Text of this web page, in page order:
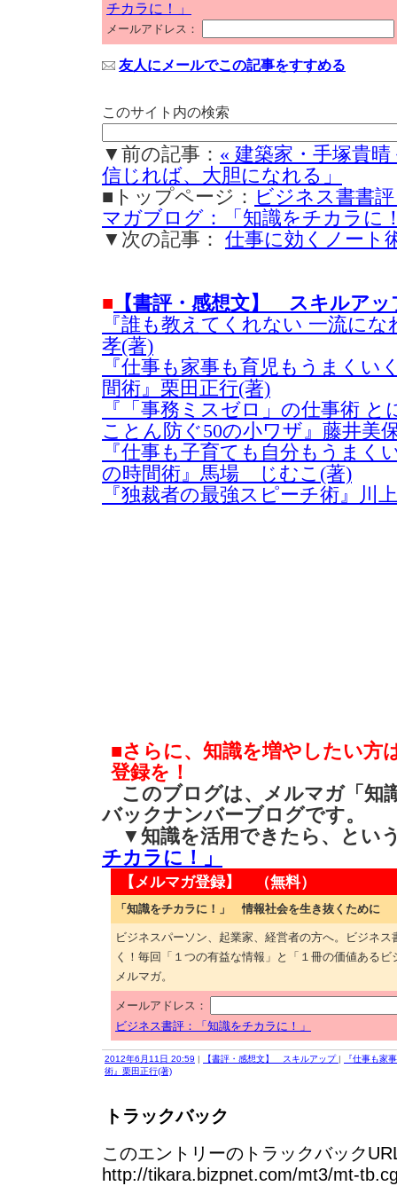
チカラに！」
メールアドレス：
友人にメールでこの記事をすすめる
このサイト内の検索
▼前の記事： « 建築家・手塚貴
信じれば、大胆になれる」
■トップページ： ビジネス書書
マガブログ：「知識をチカラに
▼次の記事： 仕事に効くノート
■ 【書評・感想文】 スキルア
『誰も教えてくれない 一流に
孝(著)
『仕事も家事も育児もうまくい
間術』栗田正行(著)
『「事務ミスゼロ」の仕事術
ことん防ぐ50の小ワザ』藤井美
『仕事も子育ても自分もうまく
の時間術』馬場 じむこ(著)
『独裁者の最強スピーチ術』川
■さらに、知識を増やしたい方
登録を！
このブログは、メルマガ「知
バックナンバーブログです。
▼知識を活用できたら、と
チカラに！」
【メルマガ登録】 （無料）
「知識をチカラに！」 情報社会を生き抜くために
ビジネスパーソン、起業家、経営者の方へ。ビジネ
く！毎回「１つの有益な情報」と「１冊の価値ある
メルマガ。
メールアドレス：
ビジネス書評：「知識をチカラに！」
2012年6月11日 20:59 | 【書評・感想文】 スキルアップ |
『仕事も家
術』栗田正行(著)
トラックバック
このエントリーのトラックバック
http://tikara.bizpnet.com/mt3/mt-